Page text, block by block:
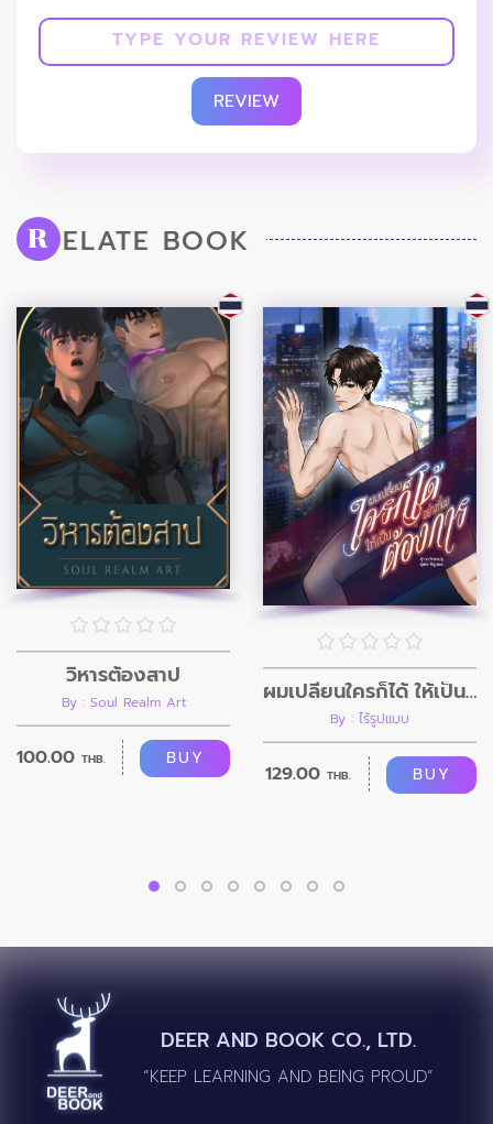
REVIEW
R ELATE BOOK
วิหารต้องสาป
By : Soul Realm Art
100.00 THB. BUY
ผมเปลี่ยนใครก็ได้ ให้เป็นอย่างที่ผมต้องการ
By : ไร้รูปแบบ
129.00 THB. BUY
DEER AND BOOK CO., LTD.
“KEEP LEARNING AND BEING PROUD”